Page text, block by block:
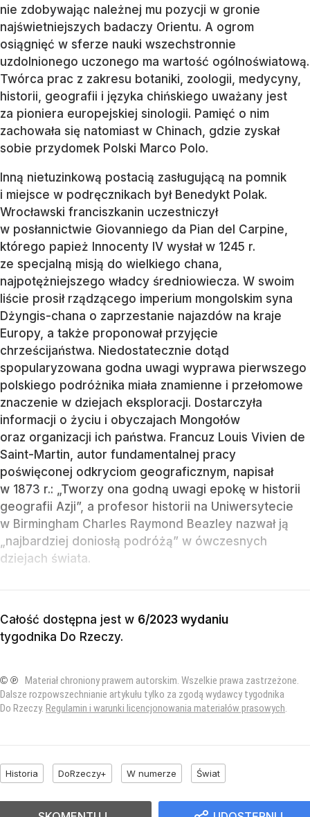
nie zdobywając należnej mu pozycji w gronie
najświetniejszych badaczy Orientu. A ogrom
osiągnięć w sferze nauki wszechstronnie
uzdolnionego uczonego ma wartość ogólnoświatową.
Twórca prac z zakresu botaniki, zoologii, medycyny,
historii, geografii i języka chińskiego uważany jest
za pioniera europejskiej sinologii. Pamięć o nim
zachowała się natomiast w Chinach, gdzie zyskał
sobie przydomek Polski Marco Polo.
Inną nietuzinkową postacią zasługującą na pomnik
i miejsce w podręcznikach był Benedykt Polak.
Wrocławski franciszkanin uczestniczył
w posłannictwie Giovanniego da Pian del Carpine,
którego papież Innocenty IV wysłał w 1245 r.
ze specjalną misją do wielkiego chana,
najpotężniejszego władcy średniowiecza. W swoim
liście prosił rządzącego imperium mongolskim syna
Dżyngis-chana o zaprzestanie najazdów na kraje
Europy, a także proponował przyjęcie
chrześcijaństwa. Niedostatecznie dotąd
spopularyzowana godna uwagi wyprawa pierwszego
polskiego podróżnika miała znamienne i przełomowe
znaczenie w dziejach eksploracji. Dostarczyła
informacji o życiu i obyczajach Mongołów
oraz organizacji ich państwa. Francuz Louis Vivien de
Saint-Martin, autor fundamentalnej pracy
poświęconej odkryciom geograficznym, napisał
w 1873 r.: „Tworzy ona godną uwagi epokę w historii
geografii Azji”, a profesor historii na Uniwersytecie
w Birmingham Charles Raymond Beazley nazwał ją
„najbardziej doniosłą podróżą” w ówczesnych
dziejach świata.
Całość dostępna jest w 6/2023 wydaniu
tygodnika Do Rzeczy.
© ℗ Materiał chroniony prawem autorskim. Wszelkie prawa zastrzeżone.
Dalsze rozpowszechnianie artykułu tylko za zgodą wydawcy tygodnika
Do Rzeczy. Regulamin i warunki licencjonowania materiałów prasowych.
Historia DoRzeczy+ W numerze Świat